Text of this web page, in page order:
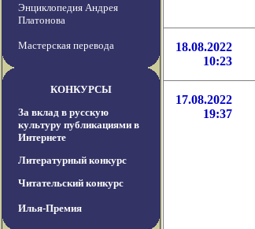
Энциклопедия Андрея
Платонова
Мастерская перевода
КОНКУРСЫ
За вклад в русскую
культуру публикациями в
Интернете
Литературный конкурс
Читательский конкурс
Илья-Премия
18.08.2022
10:23
17.08.2022
19:37